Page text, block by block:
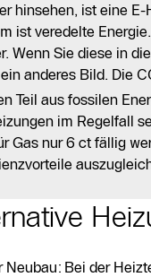
hinsehen, ist eine
ist veredelte
Wenn Sie diese in
anderes Bild. Die
Teil aus fossilen
im Regelfall
Gas nur 6 ct fällig
Neubau: Bei der